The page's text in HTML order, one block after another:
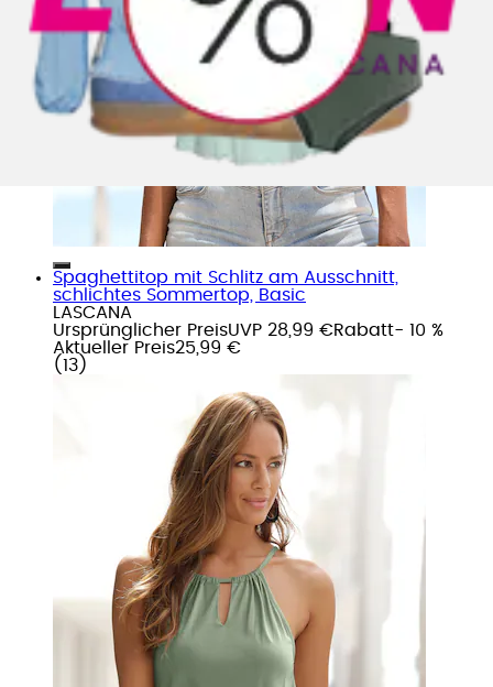
Spaghettitop mit Schlitz am Ausschnitt,
schlichtes Sommertop, Basic
LASCANA
Ursprünglicher PreisUVP 28,99 €Rabatt- 10 %
Aktueller Preis25,99 €
( 13 )